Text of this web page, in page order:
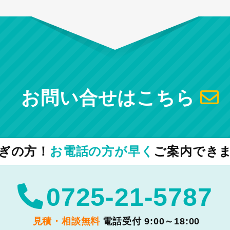
お問い合せはこちら
の方！ お電話の方が早く ご案内でき
0725-21-5787
見積・相談無料 電話受付 9:00～18:00